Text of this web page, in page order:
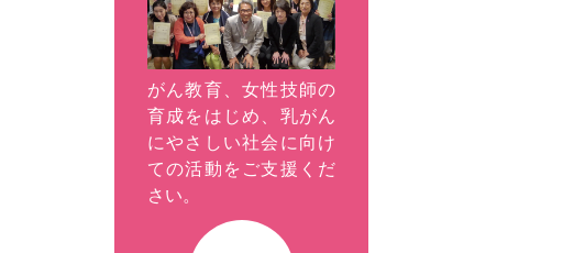
がん教育、女性技師の
育成をはじめ、乳がん
にやさしい社会に向け
ての活動をご支援くだ
さい。